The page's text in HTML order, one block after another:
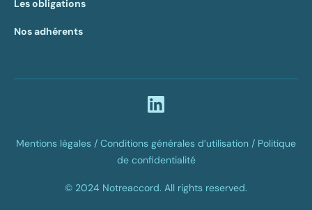
Les obligations
Nos adhérents
© 2024 Notreaccord. All rights reserved.
Mentions légales / Conditions générales d’utilisation / Politique
de confidentialité